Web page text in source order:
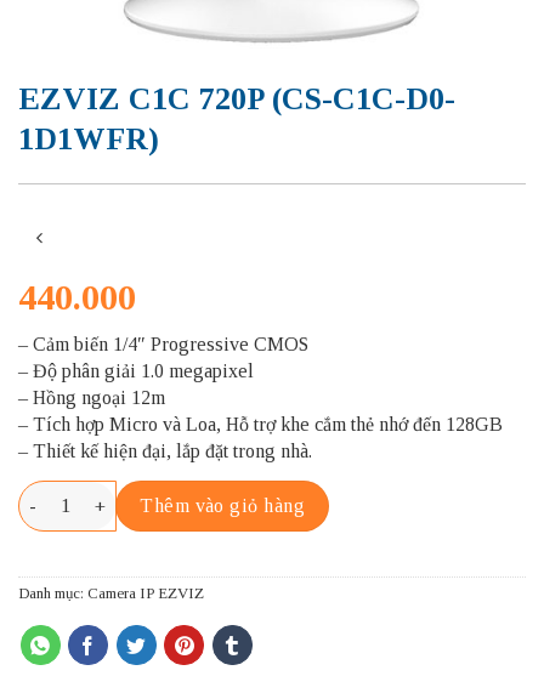
EZVIZ C1C 720P (CS-C1C-D0-
1D1WFR)
440.000
– Cảm biến 1/4″ Progressive CMOS
– Độ phân giải 1.0 megapixel
– Hồng ngoại 12m
– Tích hợp Micro và Loa, Hỗ trợ khe cắm thẻ nhớ đến 128GB
– Thiết kế hiện đại, lắp đặt trong nhà.
EZVIZ C1C 720P (CS-C1C-D0-1D1WFR) số lượng
Thêm vào giỏ hàng
Danh mục: Camera IP EZVIZ